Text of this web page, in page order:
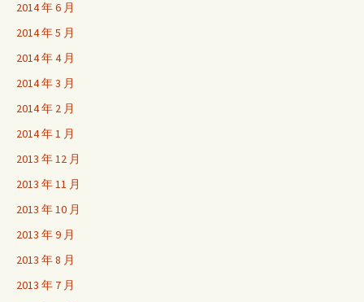
2014 年 6 月
2014 年 5 月
2014 年 4 月
2014 年 3 月
2014 年 2 月
2014 年 1 月
2013 年 12 月
2013 年 11 月
2013 年 10 月
2013 年 9 月
2013 年 8 月
2013 年 7 月